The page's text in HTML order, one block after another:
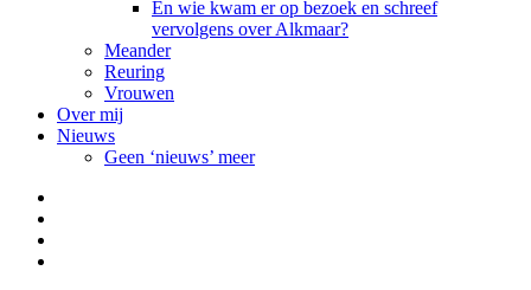
En wie kwam er op bezoek en schreef
vervolgens over Alkmaar?
Meander
Reuring
Vrouwen
Over mij
Nieuws
Geen ‘nieuws’ meer